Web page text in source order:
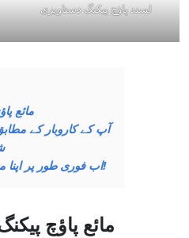
لسند پاؤچ پیکنگ دستاویزی
مائع
آپ کے کاروبار کے
اب فوری طور پر اپنا مخصوص اقتباس حاصل کریں!
مائع پاؤچ